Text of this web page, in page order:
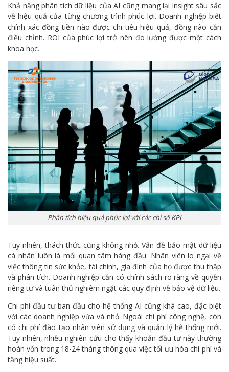
Khả năng phân tích dữ liệu của AI cũng mang lại insight sâu sắc
về hiệu quả của từng chương trình phúc lợi. Doanh nghiệp biết
chính xác đồng tiền nào được chi tiêu hiệu quả, đồng nào cần
điều chỉnh. ROI của phúc lợi trở nên đo lường được một cách
khoa học.
Phân tích hiệu quả phúc lợi với các chỉ số KPI
Tuy nhiên, thách thức cũng không nhỏ. Vấn đề bảo mật dữ liệu
cá nhân luôn là mối quan tâm hàng đầu. Nhân viên lo ngại về
việc thông tin sức khỏe, tài chính, gia đình của họ được thu thập
và phân tích. Doanh nghiệp cần có chính sách rõ ràng về quyền
riêng tư và tuân thủ nghiêm ngặt các quy định về bảo vệ dữ liệu.
Chi phí đầu tư ban đầu cho hệ thống AI cũng khá cao, đặc biệt
với các doanh nghiệp vừa và nhỏ. Ngoài chi phí công nghệ, còn
có chi phí đào tạo nhân viên sử dụng và quản lý hệ thống mới.
Tuy nhiên, nhiều nghiên cứu cho thấy khoản đầu tư này thường
hoàn vốn trong 18-24 tháng thông qua việc tối ưu hóa chi phí và
tăng hiệu suất.